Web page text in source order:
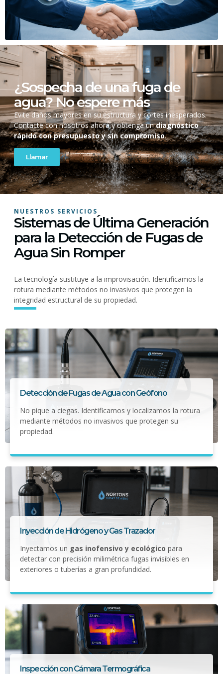
¿Sospecha de una fuga de
agua? No espere más
Evite daños mayores en su estructura y cortes inesperados.
Contacte con nosotros ahora y obtenga undiagnóstico
rápido con presupuesto y sin compromiso.
Llamar
NUESTROS SERVICIOS
Sistemas de Última Generación
para la Detección de Fugas de
Agua Sin Romper
La tecnología sustituye a la improvisación. Identificamos la
rotura mediante métodos no invasivos que protegen la
integridad estructural de su propiedad.
Detección de Fugas de Agua con Geófono
No pique a ciegas. Identificamos y localizamos la rotura
mediante métodos no invasivos que protegen su
propiedad.
Inyección de Hidrógeno y Gas Trazador
Inyectamos un gas inofensivo y ecológico para
detectar con precisión milimétrica fugas invisibles en
exteriores o tuberías a gran profundidad.
Inspección con Cámara Termográfica